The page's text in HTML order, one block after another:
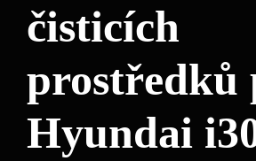
čisticích
prostředků
Hyundai